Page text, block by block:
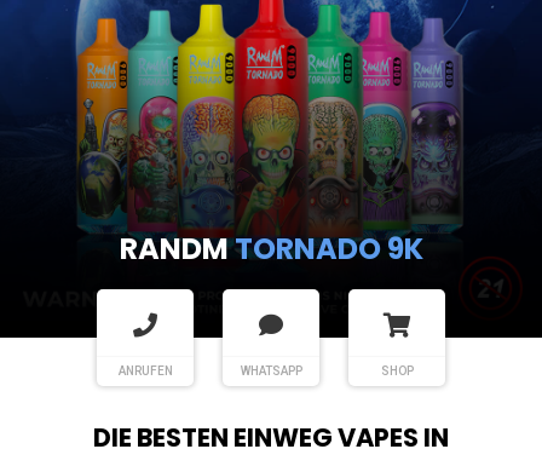
RANDMTORNADO 9K
ANRUFEN WHATSAPP SHOP
DIE BESTEN EINWEG VAPES IN